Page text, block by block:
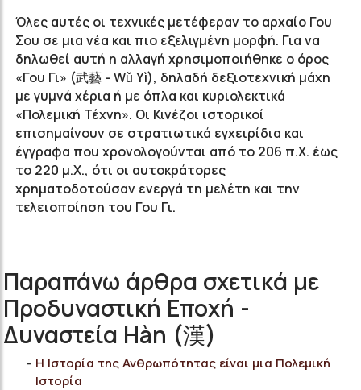
Όλες αυτές οι τεχνικές μετέφεραν το αρχαίο Γου
Σου σε μια νέα και πιο εξελιγμένη μορφή. Για να
δηλωθεί αυτή η αλλαγή χρησιμοποιήθηκε ο όρος
«Γου Γι» (武藝 - Wǔ Yì), δηλαδή δεξιοτεχνική μάχη
με γυμνά χέρια ή με όπλα και κυριολεκτικά
«Πολεμική Τέχνη». Οι Κινέζοι ιστορικοί
επισημαίνουν σε στρατιωτικά εγχειρίδια και
έγγραφα που χρονολογούνται από το 206 π.Χ. έως
το 220 μ.Χ., ότι οι αυτοκράτορες
χρηματοδοτούσαν ενεργά τη μελέτη και την
τελειοποίηση του Γου Γι.
Παραπάνω άρθρα σχετικά με
Προδυναστική Εποχή -
Δυναστεία Hàn (漢)
Η Ιστορία της Ανθρωπότητας είναι μια Πολεμική
Ιστορία